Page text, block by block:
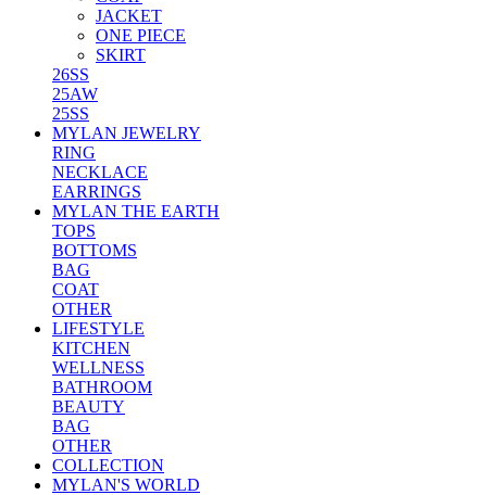
JACKET
ONE PIECE
SKIRT
26SS
25AW
25SS
MYLAN JEWELRY
RING
NECKLACE
EARRINGS
MYLAN THE EARTH
TOPS
BOTTOMS
BAG
COAT
OTHER
LIFESTYLE
KITCHEN
WELLNESS
BATHROOM
BEAUTY
BAG
OTHER
COLLECTION
MYLAN'S WORLD